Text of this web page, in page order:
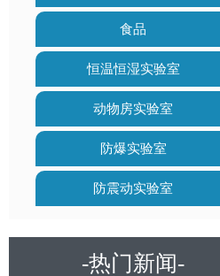
食品
恒温恒湿实验室
动物房实验室
防爆实验室
防震动实验室
-热门新闻-